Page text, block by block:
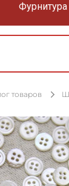
Фурнитура
товаров